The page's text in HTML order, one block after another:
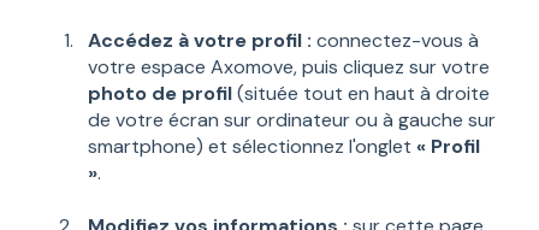
Accédez à votre profil : connectez-vous à
votre espace Axomove, puis cliquez sur votre
photo de profil(située tout en haut à droite
de votre écran sur ordinateur ou à gauche sur
smartphone) et sélectionnez l'onglet « Profil
».